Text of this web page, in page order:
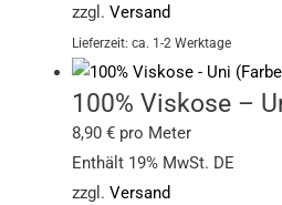
zzgl. Versand
Lieferzeit: ca. 1-2 Werktage
100% Viskose –
8,90 € pro Meter
Enthält 19% MwSt. DE
zzgl. Versand